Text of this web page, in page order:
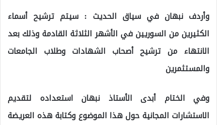
وأردف نبهان في سياق الحديث : سيتم ترشيح أسماء
الكثيرين من السوريين في الأشهر الثلاثة القادمة وذلك بعد
الانتهاء من ترشيح أصحاب الشهادات وطلاب الجامعات
والمستثمرين
وفي الختام أبدى الأستاذ نبهان استعداده لتقديم
الاستشارات المجانية حول هذا الموضوع وكتابة هذه العريضة